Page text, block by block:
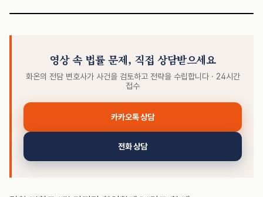
영상 속 법률 문제, 직접 상담받으세요
화온의 전담 변호사가 사건을 검토하고 전략을 수립합니다 · 24시간
접수
카카오톡 상담
전화 상담